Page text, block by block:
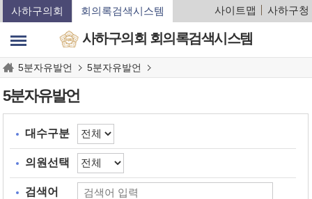
본문바로가기
사하구의회 회의록검색시스템 사이트맵 사하구청
사하구의회 회의록검색시스템
5분자유발언 5분자유발언
5분자유발언
대수구분
의원선택
검색어